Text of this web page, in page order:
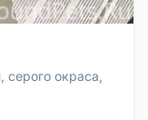
серого окраса,